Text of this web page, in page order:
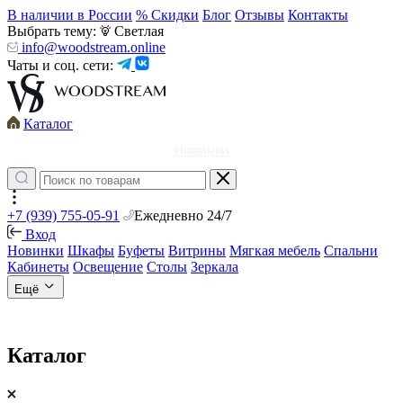
В наличии в России % Скидки Блог Отзывы Контакты
Выбрать тему:
Светлая
info@woodstream.online
Чаты и соц. сети:
Каталог
+7 (939) 755-05-91
Ежедневно 24/7
Вход
Новинки Шкафы Буфеты Витрины Мягкая мебель Спальни
Кабинеты Освещение Столы Зеркала
Ещё
Каталог